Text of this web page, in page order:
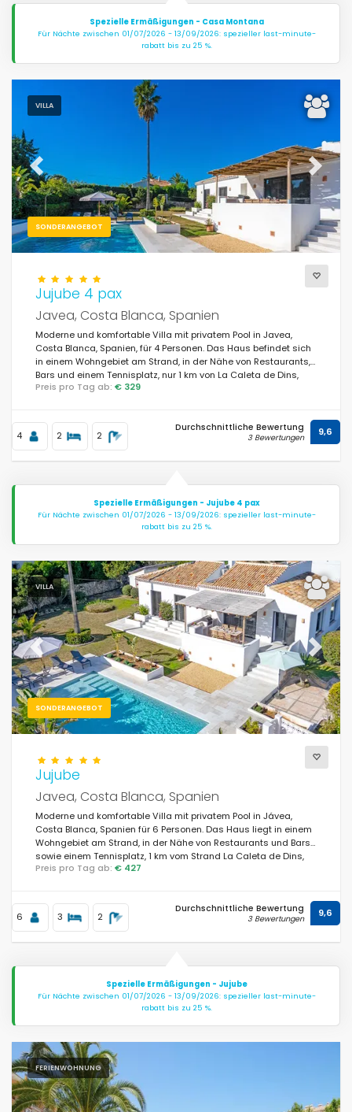
Spezielle Ermäßigungen - Casa Montana
Für Nächte zwischen 01/07/2026 - 13/09/2026: spezieller last-minute-
rabatt bis zu 25 %.
VILLA
SONDERANGEBOT
Previous Next
Jujube 4 pax
Javea, Costa Blanca, Spanien
Moderne und komfortable Villa mit privatem Pool in Javea,
Costa Blanca, Spanien, für 4 Personen. Das Haus befindet sich
in einem Wohngebiet am Strand, in der Nähe von Restaurants,
Bars und einem Tennisplatz, nur 1 km von La Caleta de Dins,
Javea Strand, und 1 km von Mediterraneo, Javea, entfernt.
Preis pro Tag ab: € 329
4 2 2
Durchschnittliche Bewertung
3 Bewertungen 9,6
Spezielle Ermäßigungen - Jujube 4 pax
Für Nächte zwischen 01/07/2026 - 13/09/2026: spezieller last-minute-
rabatt bis zu 25 %.
VILLA
SONDERANGEBOT
Previous Next
Jujube
Javea, Costa Blanca, Spanien
Moderne und komfortable Villa mit privatem Pool in Jávea,
Costa Blanca, Spanien für 6 Personen. Das Haus liegt in einem
Wohngebiet am Strand, in der Nähe von Restaurants und Bars
sowie einem Tennisplatz, 1 km vom Strand La Caleta de Dins,
Jávea und 1 km vom Mittelmeer, Jávea entfernt.
Preis pro Tag ab: € 427
6 3 2
Durchschnittliche Bewertung
3 Bewertungen 9,6
Spezielle Ermäßigungen - Jujube
Für Nächte zwischen 01/07/2026 - 13/09/2026: spezieller last-minute-
rabatt bis zu 25 %.
FERIENWOHNUNG